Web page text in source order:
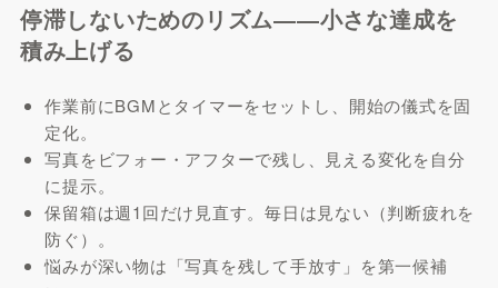
停滞しないためのリズム――小さな達成を
積み上げる
作業前にBGMとタイマーをセットし、開始の儀式を固
定化。
写真をビフォー・アフターで残し、見える変化を自分
に提示。
保留箱は週1回だけ見直す。毎日は見ない（判断疲れを
防ぐ）。
悩みが深い物は「写真を残して手放す」を第一候補